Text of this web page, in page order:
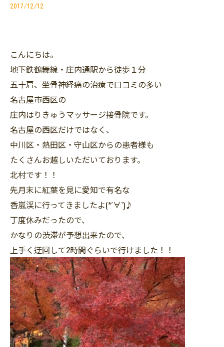
2017/12/12
こんにちは。
地下鉄鶴舞線・庄内通駅から徒歩１分
五十肩、坐骨神経痛の治療で口コミの多い
名古屋市西区の
庄内はりきゅうマッサージ接骨院です。
名古屋の西区だけではなく、
中川区・熱田区・守山区からの患者様も
たくさんお越しいただいております。
北村です！！
先月末に紅葉を見に愛知で有名な
香嵐渓に行ってきましたよ(*´∀`)♪
丁度休みだったので、
かなりの渋滞が予想出来たので、
上手く迂回して2時間ぐらいで行けました！！